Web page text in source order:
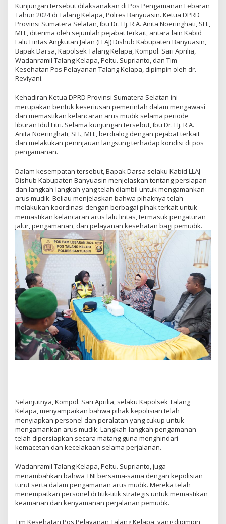
Kunjungan tersebut dilaksanakan di Pos Pengamanan Lebaran
Tahun 2024 di Talang Kelapa, Polres Banyuasin. Ketua DPRD
Provinsi Sumatera Selatan, Ibu Dr. Hj. R.A. Anita Noeringhati, SH.,
MH., diterima oleh sejumlah pejabat terkait, antara lain Kabid
Lalu Lintas Angkutan Jalan (LLAJ) Dishub Kabupaten Banyuasin,
Bapak Darsa, Kapolsek Talang Kelapa, Kompol. Sari Aprilia,
Wadanramil Talang Kelapa, Peltu. Suprianto, dan Tim
Kesehatan Pos Pelayanan Talang Kelapa, dipimpin oleh dr.
Reviyani.
Kehadiran Ketua DPRD Provinsi Sumatera Selatan ini
merupakan bentuk keseriusan pemerintah dalam mengawasi
dan memastikan kelancaran arus mudik selama periode
liburan Idul Fitri. Selama kunjungan tersebut, Ibu Dr. Hj. R.A.
Anita Noeringhati, SH., MH., berdialog dengan pejabat terkait
dan melakukan peninjauan langsung terhadap kondisi di pos
pengamanan.
Dalam kesempatan tersebut, Bapak Darsa selaku Kabid LLAJ
Dishub Kabupaten Banyuasin menjelaskan tentang persiapan
dan langkah-langkah yang telah diambil untuk mengamankan
arus mudik. Beliau menjelaskan bahwa pihaknya telah
melakukan koordinasi dengan berbagai pihak terkait untuk
memastikan kelancaran arus lalu lintas, termasuk pengaturan
jalur, pengamanan, dan pelayanan kesehatan bagi pemudik.
Selanjutnya, Kompol. Sari Aprilia, selaku Kapolsek Talang
Kelapa, menyampaikan bahwa pihak kepolisian telah
menyiapkan personel dan peralatan yang cukup untuk
mengamankan arus mudik. Langkah-langkah pengamanan
telah dipersiapkan secara matang guna menghindari
kemacetan dan kecelakaan selama perjalanan.
Wadanramil Talang Kelapa, Peltu. Suprianto, juga
menambahkan bahwa TNI bersama-sama dengan kepolisian
turut serta dalam pengamanan arus mudik. Mereka telah
menempatkan personel di titik-titik strategis untuk memastikan
keamanan dan kenyamanan perjalanan pemudik.
Tim Kesehatan Pos Pelayanan Talang Kelapa, yang dipimpin